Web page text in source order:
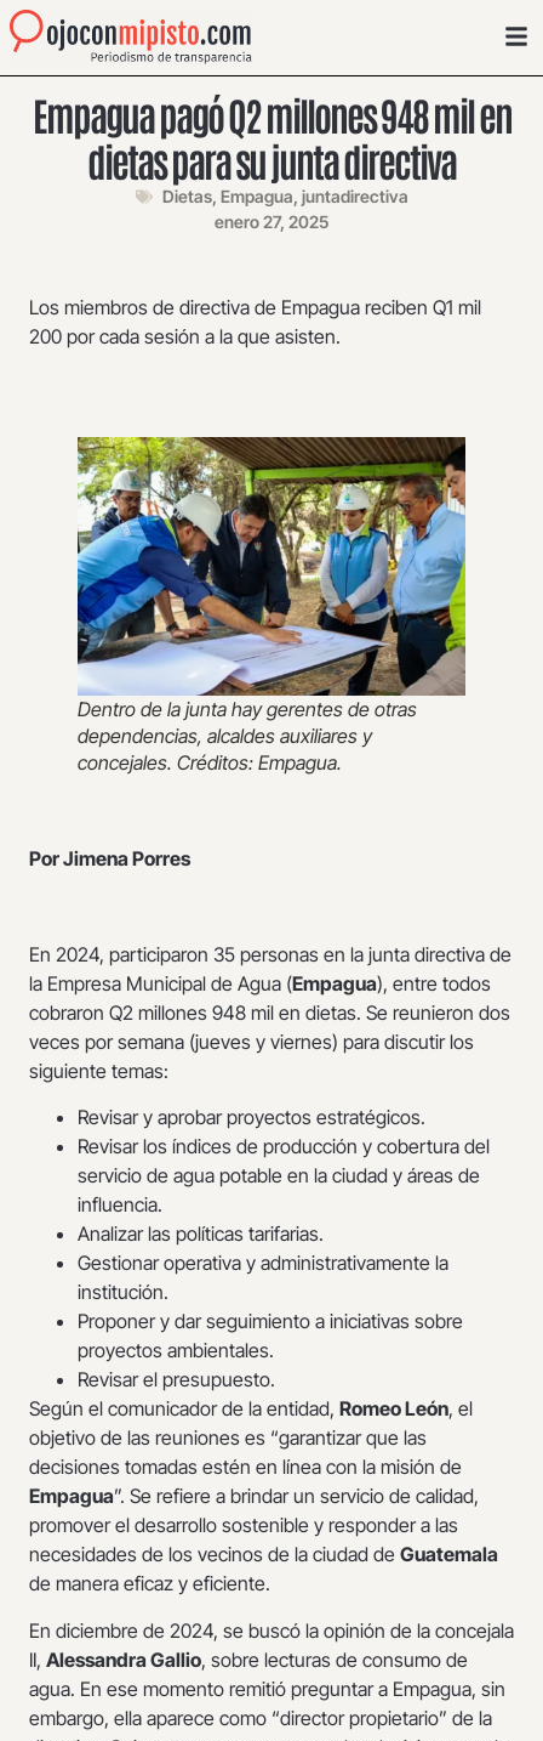
Empagua pagó Q2 millones 948 mil en
dietas para su junta directiva
Dietas, Empagua, juntadirectiva
enero 27, 2025
Los miembros de directiva de Empagua reciben Q1 mil
200 por cada sesión a la que asisten.
Dentro de la junta hay gerentes de otras
dependencias, alcaldes auxiliares y
concejales. Créditos: Empagua.
Por Jimena Porres
En 2024, participaron 35 personas en la junta directiva de
la Empresa Municipal de Agua (Empagua), entre todos
cobraron Q2 millones 948 mil en dietas. Se reunieron dos
veces por semana (jueves y viernes) para discutir los
siguiente temas:
Revisar y aprobar proyectos estratégicos.
Revisar los índices de producción y cobertura del
servicio de agua potable en la ciudad y áreas de
influencia.
Analizar las políticas tarifarias.
Gestionar operativa y administrativamente la
institución.
Proponer y dar seguimiento a iniciativas sobre
proyectos ambientales.
Revisar el presupuesto.
Según el comunicador de la entidad, Romeo León, el
objetivo de las reuniones es “garantizar que las
decisiones tomadas estén en línea con la misión de
Empagua”. Se refiere a brindar un servicio de calidad,
promover el desarrollo sostenible y responder a las
necesidades de los vecinos de la ciudad de Guatemala
de manera eficaz y eficiente.
En diciembre de 2024, se buscó la opinión de la concejala
II, Alessandra Gallio, sobre lecturas de consumo de
agua. En ese momento remitió preguntar a Empagua, sin
embargo, ella aparece como “director propietario” de la